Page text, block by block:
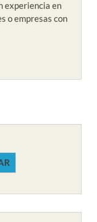
experiencia en
o empresas con